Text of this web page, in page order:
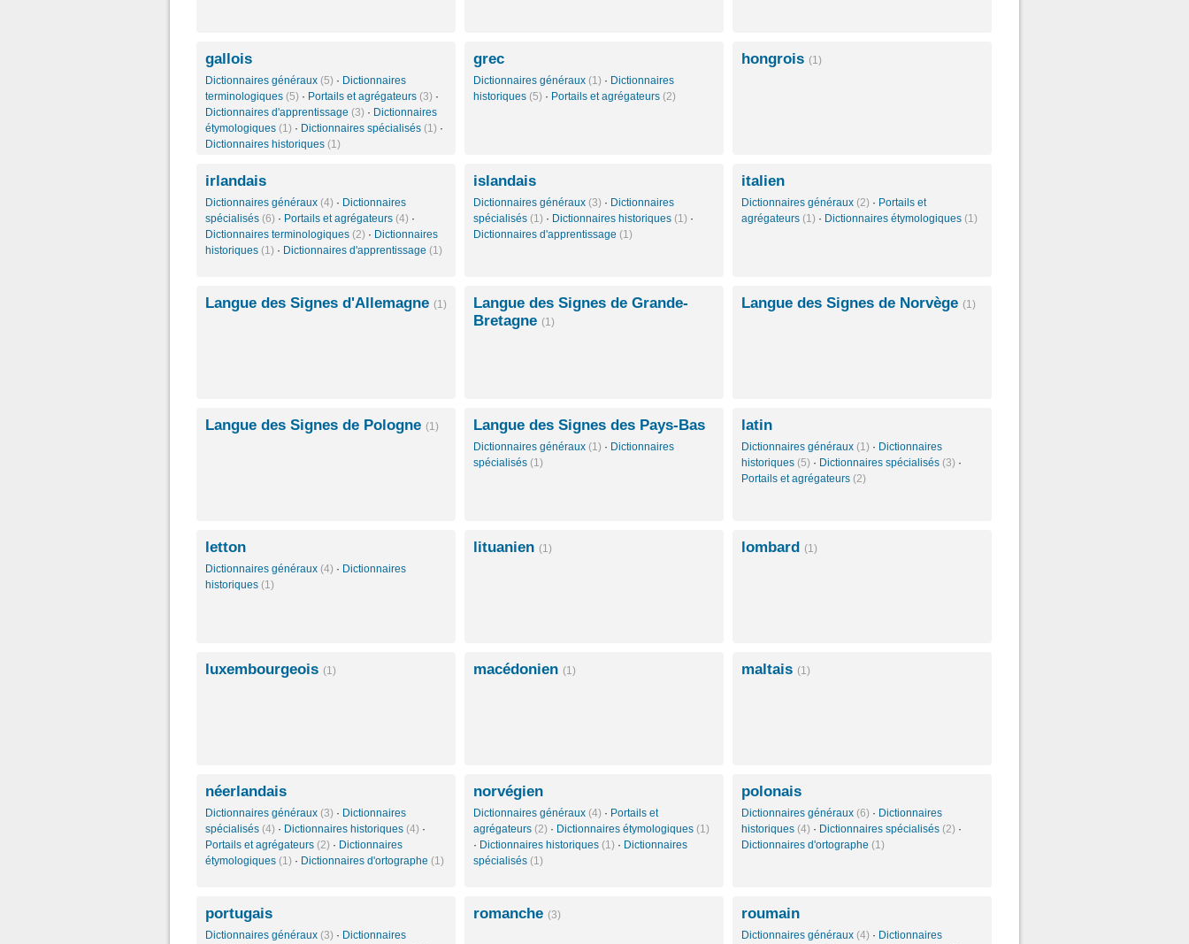
gallois
Dictionnaires généraux (5) · Dictionnaires
terminologiques (5) · Portails et agrégateurs (3) ·
Dictionnaires d'apprentissage (3) · Dictionnaires
étymologiques (1) · Dictionnaires spécialisés (1) ·
Dictionnaires historiques (1)
grec
Dictionnaires généraux (1) · Dictionnaires
historiques (5) · Portails et agrégateurs (2)
hongrois (1)
irlandais
Dictionnaires généraux (4) · Dictionnaires
spécialisés (6) · Portails et agrégateurs (4) ·
Dictionnaires terminologiques (2) · Dictionnaires
historiques (1) · Dictionnaires d'apprentissage (1)
islandais
Dictionnaires généraux (3) · Dictionnaires
spécialisés (1) · Dictionnaires historiques (1) ·
Dictionnaires d'apprentissage (1)
italien
Dictionnaires généraux (2) · Portails et
agrégateurs (1) · Dictionnaires étymologiques (1)
Langue des Signes d'Allemagne (1)
Langue des Signes de Grande-
Bretagne (1)
Langue des Signes de Norvège (1)
Langue des Signes de Pologne (1) Langue des Signes des Pays-Bas
Dictionnaires généraux (1) · Dictionnaires
spécialisés (1)
latin
Dictionnaires généraux (1) · Dictionnaires
historiques (5) · Dictionnaires spécialisés (3) ·
Portails et agrégateurs (2)
letton
Dictionnaires généraux (4) · Dictionnaires
historiques (1)
lituanien (1) lombard (1)
luxembourgeois (1) macédonien (1) maltais (1)
néerlandais
Dictionnaires généraux (3) · Dictionnaires
spécialisés (4) · Dictionnaires historiques (4) ·
Portails et agrégateurs (2) · Dictionnaires
étymologiques (1) · Dictionnaires d'ortographe (1)
norvégien
Dictionnaires généraux (4) · Portails et
agrégateurs (2) · Dictionnaires étymologiques (1)
· Dictionnaires historiques (1) · Dictionnaires
spécialisés (1)
polonais
Dictionnaires généraux (6) · Dictionnaires
historiques (4) · Dictionnaires spécialisés (2) ·
Dictionnaires d'ortographe (1)
portugais
Dictionnaires généraux (3) · Dictionnaires
romanche (3) roumain
Dictionnaires généraux (4) · Dictionnaires